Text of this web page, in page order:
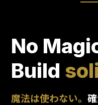
No
Build
魔法は使わない。